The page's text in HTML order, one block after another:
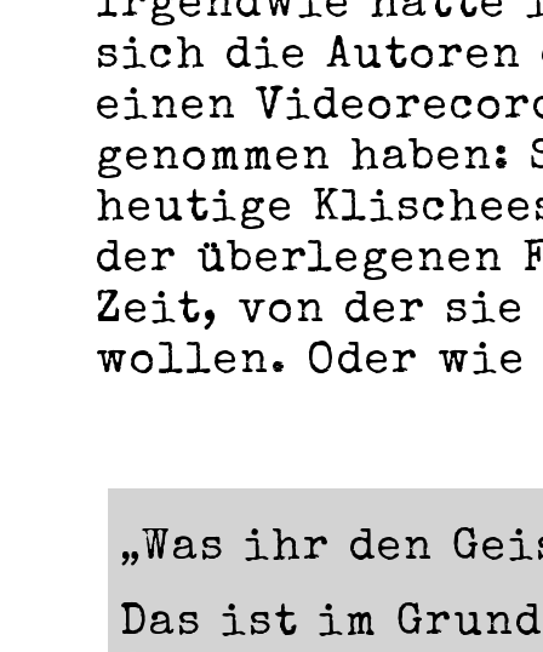
sich die Autoren
einen
genommen
heutige
der
Zeit, von der sie
wollen. Oder wie
„Was ihr den
Das ist im